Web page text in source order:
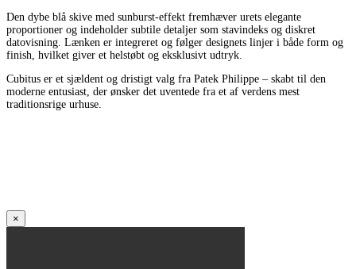
Den dybe blå skive med sunburst-effekt fremhæver urets elegante
proportioner og indeholder subtile detaljer som stavindeks og diskret
datovisning. Lænken er integreret og følger designets linjer i både form og
finish, hvilket giver et helstøbt og eksklusivt udtryk.
Cubitus er et sjældent og dristigt valg fra Patek Philippe – skabt til den
moderne entusiast, der ønsker det uventede fra et af verdens mest
traditionsrige urhuse.
×